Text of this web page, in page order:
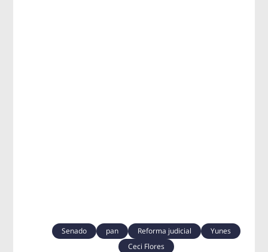
Senado pan Reforma judicial
Yunes
Ceci Flores